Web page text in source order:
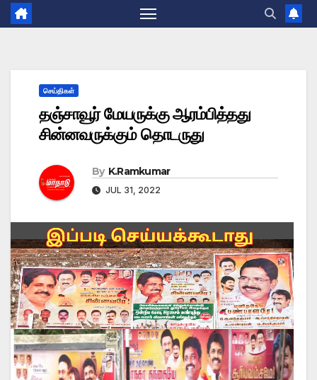
செய்திகள்
தஞ்சாவூர் மேயருக்கு ஆரம்பித்தது
சின்னவருக்கும் தொடருது
By K.Ramkumar
JUL 31, 2022